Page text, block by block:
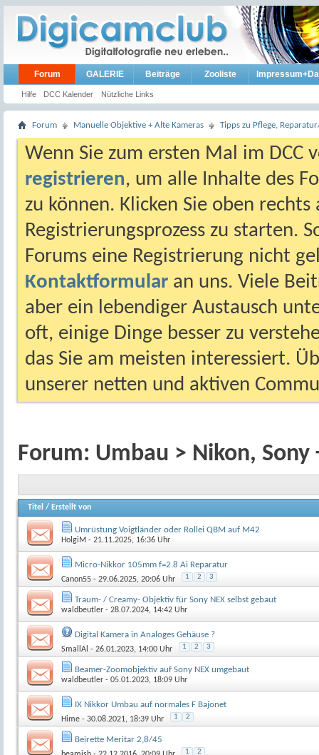
Forum
Hilfe DCC Kalender Nützliche Links
GALERIE Beiträge Zooliste
Forum Manuelle Objektive + Alte Kameras Tipps zu Pflege,
Wenn Sie zum ersten Mal im DCC
registrieren, um alle Inhalte des
zu können. Klicken Sie oben
Registrierungsprozess zu starten.
Forums eine Registrierung nicht
Kontaktformular an uns. Viele
aber ein lebendiger Austausch
oft, einige Dinge besser zu
das Sie am meisten interessiert.
unserer netten und aktiven
Forum: Umbau > Nikon,
Titel / Erstellt von
Umrüstung Voigtländer oder Rollei QBM auf M42
HolgiM - 21.11.2025, 16:36 Uhr
Micro-Nikkor 105mm f=2.8 Ai Reparatur
Canon55 - 29.06.2025, 20:06 Uhr 1 2 3
Traum- / Creamy- Objektiv für Sony NEX selbst gebaut
waldbeutler - 28.07.2024, 14:42 Uhr
Digital Kamera in Analoges Gehäuse ?
SmallAl - 26.01.2023, 14:00 Uhr 1 2 3
Beamer-Zoomobjektiv auf Sony NEX umgebaut
waldbeutler - 05.01.2023, 18:09 Uhr
IX Nikkor Umbau auf normales F Bajonet
Hime - 30.08.2021, 18:39 Uhr 1 2
Beirette Meritar 2,8/45
1 2